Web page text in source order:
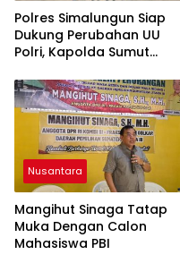
Polres Simalungun Siap
Dukung Perubahan UU
Polri, Kapolda Sumut
Penguatan
Profesionalisme dan
Akuntabilitas Personel
Nusantara
Mangihut Sinaga Tatap
Muka Dengan Calon
Mahasiswa PBI